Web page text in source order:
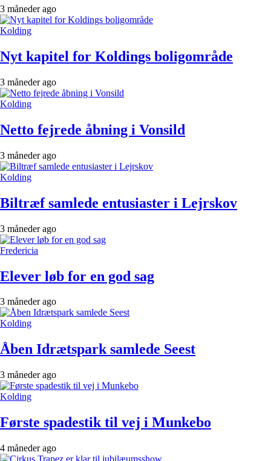
3 måneder ago
Kolding
Nyt kapitel for Koldings boligområde
3 måneder ago
Kolding
Netto fejrede åbning i Vonsild
3 måneder ago
Kolding
Biltræf samlede entusiaster i Lejrskov
3 måneder ago
Fredericia
Elever løb for en god sag
3 måneder ago
Kolding
Åben Idrætspark samlede Seest
3 måneder ago
Kolding
Første spadestik til vej i Munkebo
4 måneder ago